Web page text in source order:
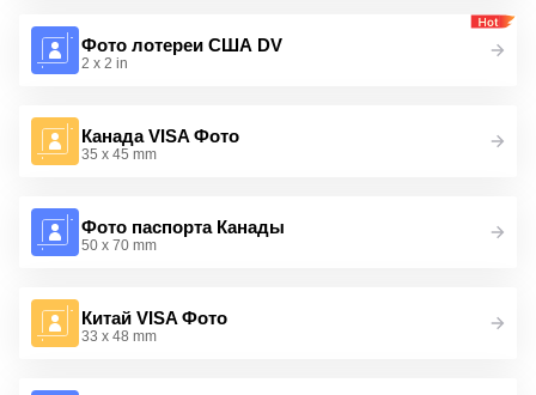
Фото лотереи США DV
2 x 2 in
Канада VISA Фото
35 x 45 mm
Фото паспорта Канады
50 x 70 mm
Китай VISA Фото
33 x 48 mm